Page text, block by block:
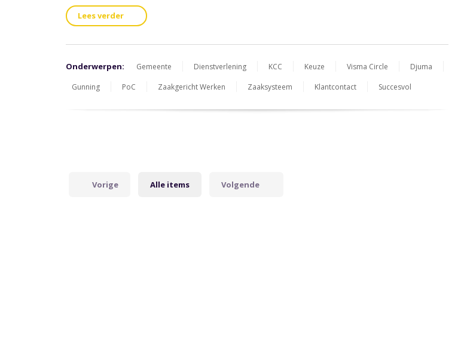
Lees verder
Onderwerpen: Gemeente Dienstverlening KCC Keuze Visma Circle
Djuma
Gunning
PoC Zaakgericht Werken Zaaksysteem Klantcontact Succesvol
Vorige Alle items Volgende